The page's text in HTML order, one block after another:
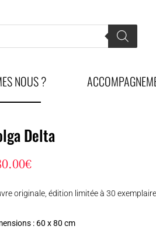
NOUS ?
Delta
€
originale, édition limitée à 30
: 60 x 80 cm